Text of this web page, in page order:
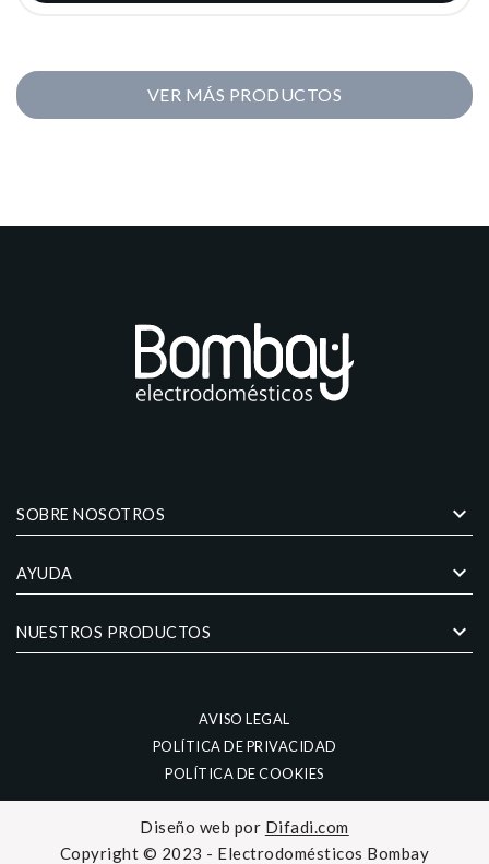
VER MÁS PRODUCTOS
SOBRE NOSOTROS keyboard_arrow_down
AYUDA keyboard_arrow_down
NUESTROS PRODUCTOS keyboard_arrow_down
AVISO LEGAL
POLÍTICA DE PRIVACIDAD
POLÍTICA DE COOKIES
Diseño web por Difadi.com
Copyright © 2023 - Electrodomésticos Bombay